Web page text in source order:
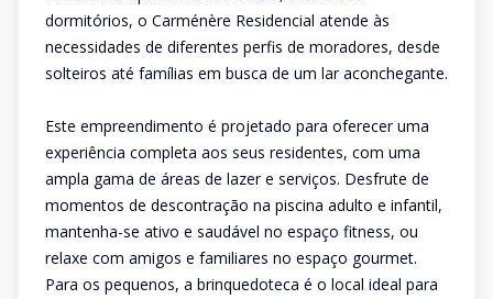
dormitórios, o Carménère Residencial atende às
necessidades de diferentes perfis de moradores, desde
solteiros até famílias em busca de um lar aconchegante.
Este empreendimento é projetado para oferecer uma
experiência completa aos seus residentes, com uma
ampla gama de áreas de lazer e serviços. Desfrute de
momentos de descontração na piscina adulto e infantil,
mantenha-se ativo e saudável no espaço fitness, ou
relaxe com amigos e familiares no espaço gourmet.
Para os pequenos, a brinquedoteca é o local ideal para